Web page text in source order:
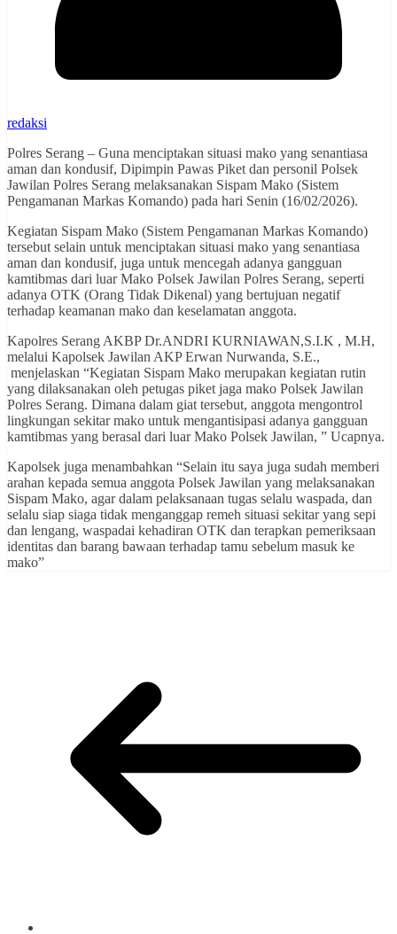
redaksi
Polres Serang – Guna menciptakan situasi mako yang senantiasa
aman dan kondusif, Dipimpin Pawas Piket dan personil Polsek
Jawilan Polres Serang melaksanakan Sispam Mako (Sistem
Pengamanan Markas Komando) pada hari Senin (16/02/2026).
Kegiatan Sispam Mako (Sistem Pengamanan Markas Komando)
tersebut selain untuk menciptakan situasi mako yang senantiasa
aman dan kondusif, juga untuk mencegah adanya gangguan
kamtibmas dari luar Mako Polsek Jawilan Polres Serang, seperti
adanya OTK (Orang Tidak Dikenal) yang bertujuan negatif
terhadap keamanan mako dan keselamatan anggota.
Kapolres Serang AKBP Dr.ANDRI KURNIAWAN,S.I.K , M.H,
melalui Kapolsek Jawilan AKP Erwan Nurwanda, S.E.,
menjelaskan “Kegiatan Sispam Mako merupakan kegiatan rutin
yang dilaksanakan oleh petugas piket jaga mako Polsek Jawilan
Polres Serang. Dimana dalam giat tersebut, anggota mengontrol
lingkungan sekitar mako untuk mengantisipasi adanya gangguan
kamtibmas yang berasal dari luar Mako Polsek Jawilan, ” Ucapnya.
Kapolsek juga menambahkan “Selain itu saya juga sudah memberi
arahan kepada semua anggota Polsek Jawilan yang melaksanakan
Sispam Mako, agar dalam pelaksanaan tugas selalu waspada, dan
selalu siap siaga tidak menganggap remeh situasi sekitar yang sepi
dan lengang, waspadai kehadiran OTK dan terapkan pemeriksaan
identitas dan barang bawaan terhadap tamu sebelum masuk ke
mako”